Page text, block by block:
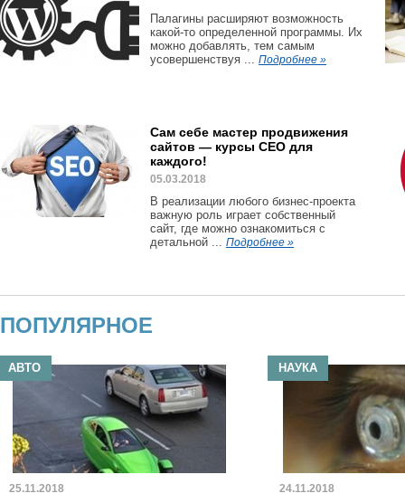
Палагины расширяют возможность
какой-то определенной программы. Их
можно добавлять, тем самым
усовершенствуя ... Подробнее »
Сам себе мастер продвижения
сайтов — курсы СЕО для
каждого!
05.03.2018
В реализации любого бизнес-проекта
важную роль играет собственный
сайт, где можно ознакомиться с
детальной ... Подробнее »
ПОПУЛЯРНОЕ
АВТО
25.11.2018
НАУКА
24.11.2018